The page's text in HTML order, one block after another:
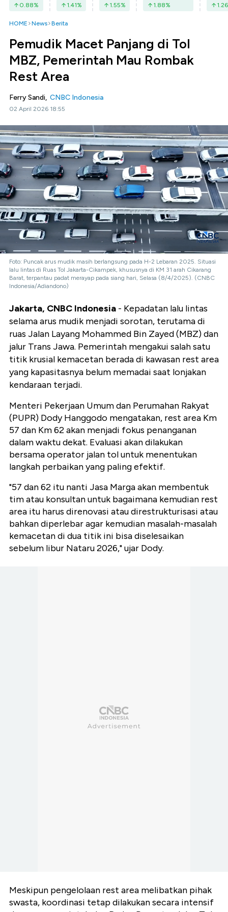
0.88% 1.41% 1.55% 1.88% 1.26
HOME News Berita
Pemudik Macet Panjang di Tol
MBZ, Pemerintah Mau Rombak
Rest Area
Ferry Sandi, CNBC Indonesia
02 April 2026 18:55
Foto: Puncak arus mudik masih berlangsung pada H-2 Lebaran 2025. Situasi
lalu lintas di Ruas Tol Jakarta-Cikampek, khususnya di KM 31 arah Cikarang
Barat, terpantau padat merayap pada siang hari, Selasa (8/4/2025). (CNBC
Indonesia/Adiandono)
Jakarta, CNBC Indonesia - Kepadatan lalu lintas
selama arus mudik menjadi sorotan, terutama di
ruas Jalan Layang Mohammed Bin Zayed (MBZ) dan
jalur Trans Jawa. Pemerintah mengakui salah satu
titik krusial kemacetan berada di kawasan rest area
yang kapasitasnya belum memadai saat lonjakan
kendaraan terjadi.
Menteri Pekerjaan Umum dan Perumahan Rakyat
(PUPR) Dody Hanggodo mengatakan, rest area Km
57 dan Km 62 akan menjadi fokus penanganan
dalam waktu dekat. Evaluasi akan dilakukan
bersama operator jalan tol untuk menentukan
langkah perbaikan yang paling efektif.
"57 dan 62 itu nanti Jasa Marga akan membentuk
tim atau konsultan untuk bagaimana kemudian rest
area itu harus direnovasi atau direstrukturisasi atau
bahkan diperlebar agar kemudian masalah-masalah
kemacetan di dua titik ini bisa diselesaikan
sebelum libur Nataru 2026," ujar Dody.
Meskipun pengelolaan rest area melibatkan pihak
swasta, koordinasi tetap dilakukan secara intensif